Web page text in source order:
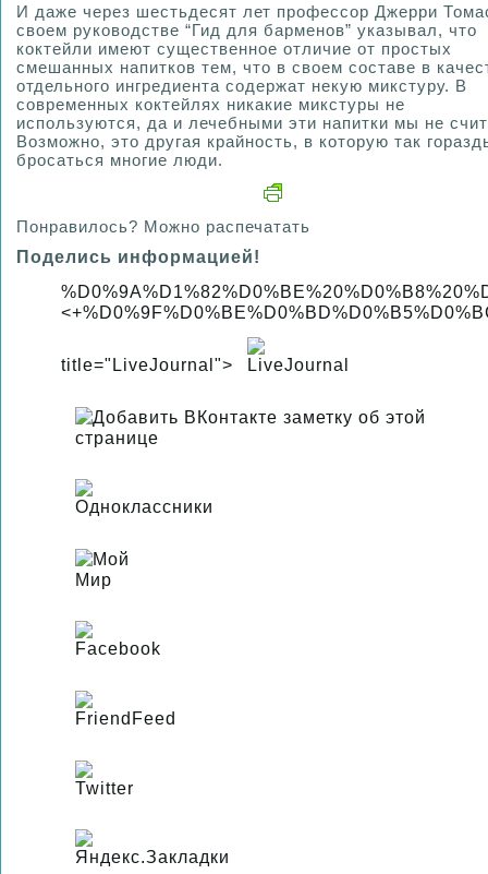
И даже через шестьдесят лет профессор Джерри
своем руководстве “Гид для барменов” указывал, что
коктейли имеют существенное отличие от простых
смешанных напитков тем, что в своем составе в
отдельного ингредиента содержат некую микстуру. В
современных коктейлях никакие микстуры не
используются, да и лечебными эти напитки мы не
Возможно, это другая крайность, в которую так
бросаться многие люди.
Понравилось? Можно распечатать
Поделись информацией!
title="LiveJournal">